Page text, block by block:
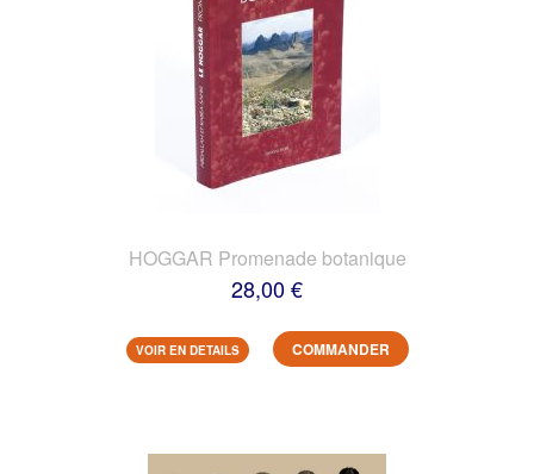
HOGGAR Promenade botanique
28,00 €
VOIR EN DETAILS COMMANDER